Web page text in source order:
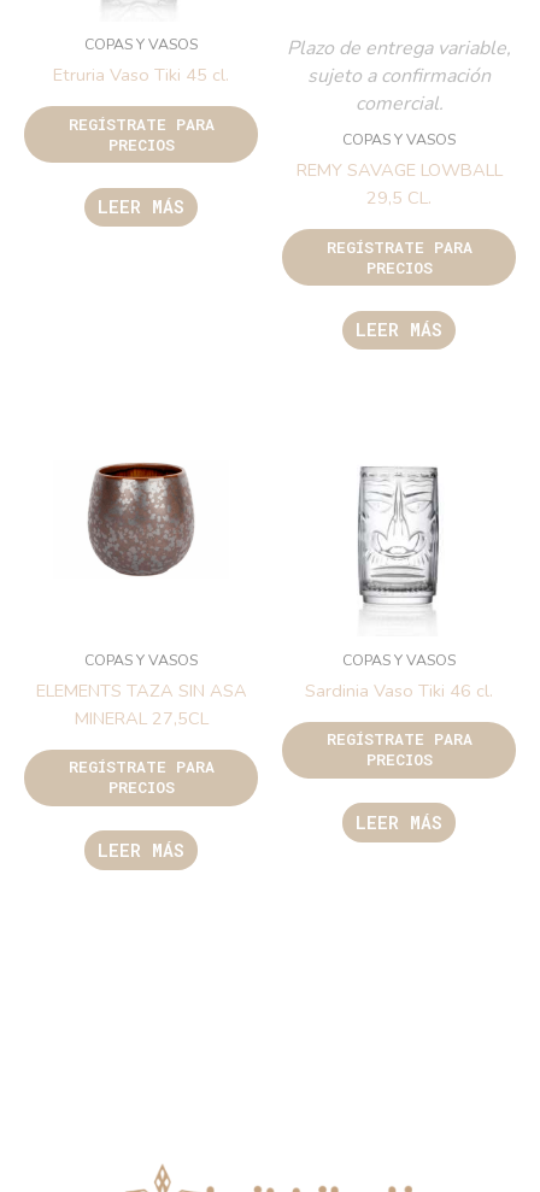
COPAS Y VASOS
Etruria Vaso Tiki 45 cl.
REGÍSTRATE PARA
PRECIOS
LEER MÁS
Plazo de entrega variable,
sujeto a confirmación
comercial.
COPAS Y VASOS
REMY SAVAGE LOWBALL
29,5 CL.
REGÍSTRATE PARA
PRECIOS
LEER MÁS
COPAS Y VASOS
ELEMENTS TAZA SIN ASA
MINERAL 27,5CL
REGÍSTRATE PARA
PRECIOS
LEER MÁS
COPAS Y VASOS
Sardinia Vaso Tiki 46 cl.
REGÍSTRATE PARA
PRECIOS
LEER MÁS